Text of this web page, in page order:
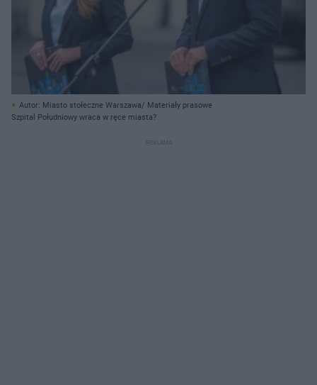
Autor: Miasto stołeczne Warszawa/ Materiały prasowe
Szpital Południowy wraca w ręce miasta?